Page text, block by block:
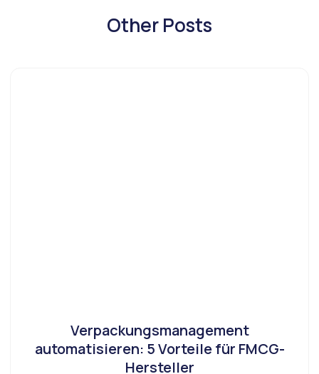
Other Posts
Verpackungsmanagement
automatisieren: 5 Vorteile für FMCG-
Hersteller